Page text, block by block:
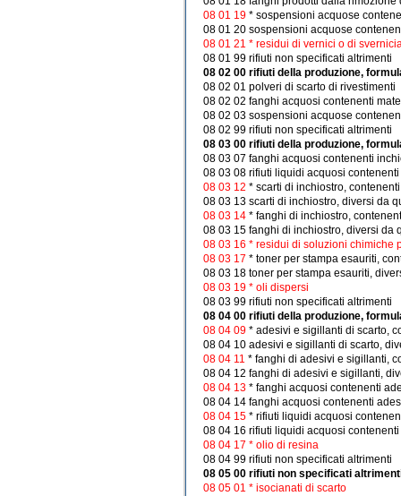
08 01 19 * sospensioni acquose
08 01 20 sospensioni acquose
08 01 21 * residui di vernici o di
08 01 99 rifiuti non specificati altrimenti
08 02 00 rifiuti della produzione,
08 02 01 polveri di scarto di rivestimenti
08 02 02 fanghi acquosi contenenti
08 02 03 sospensioni acquose
08 02 99 rifiuti non specificati altrimenti
08 03 00 rifiuti della produzione,
08 03 07 fanghi acquosi contenenti
08 03 08 rifiuti liquidi acquosi
08 03 12 * scarti di inchiostro,
08 03 13 scarti di inchiostro, diversi da
08 03 14 * fanghi di inchiostro,
08 03 15 fanghi di inchiostro, diversi da
08 03 16 * residui di soluzioni chimiche
08 03 17 * toner per stampa esauriti,
08 03 18 toner per stampa esauriti,
08 03 19 * oli dispersi
08 03 99 rifiuti non specificati altrimenti
08 04 00 rifiuti della produzione,
08 04 09 * adesivi e sigillanti di scarto,
08 04 10 adesivi e sigillanti di scarto,
08 04 11 * fanghi di adesivi e sigillanti,
08 04 12 fanghi di adesivi e sigillanti,
08 04 13 * fanghi acquosi contenenti
08 04 14 fanghi acquosi contenenti
08 04 15 * rifiuti liquidi acquosi
08 04 16 rifiuti liquidi acquosi
08 04 17 * olio di resina
08 04 99 rifiuti non specificati altrimenti
08 05 00 rifiuti non specificati
08 05 01 * isocianati di scarto